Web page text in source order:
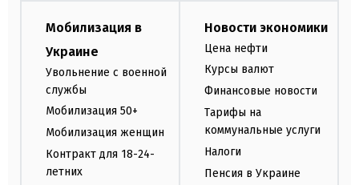
Мобилизация в
Украине
Увольнение с военной
службы
Мобилизация 50+
Мобилизация женщин
Контракт для 18-24-
летних
Новости экономики
Цена нефти
Курсы валют
Финансовые новости
Тарифы на
коммунальные услуги
Налоги
Пенсия в Украине